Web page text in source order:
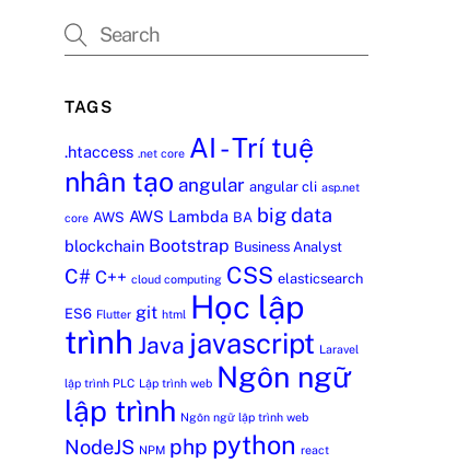
TAGS
.htaccess .net core AI - Trí tuệ
nhân tạo angular angular cli asp.net
core AWS AWS Lambda BA big data
blockchain Bootstrap Business Analyst
C# C++ cloud computing CSS elasticsearch
ES6 Flutter git html Học lập
trình Java javascript Laravel
lập trình PLC Lập trình web Ngôn ngữ
lập trình Ngôn ngữ lập trình web
NodeJS NPM php python react